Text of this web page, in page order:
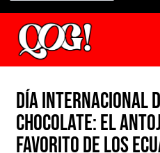
Día Internacional
Chocolate: el
favorito de los